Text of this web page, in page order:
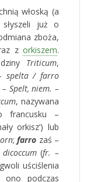
włoską (a
już o
zboża,
z orkiszem.
Triticum,
spelta / farro
Spelt, niem. –
, nazywana
–
orkisz’) lub
; farro zaś –
(fr. –
uściślenia
ono podczas